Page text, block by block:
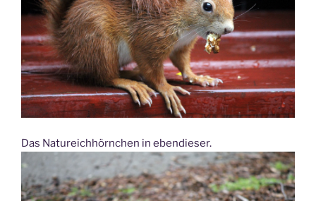
Das Natureichhörnchen in ebendieser.